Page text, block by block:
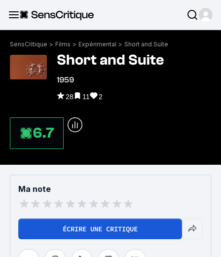
SensCritique > Films > Expérimental > Short and Suite
Short and Suite
1959
28 11 2
6.7
Ma note
ÉCRIRE UNE CRITIQUE